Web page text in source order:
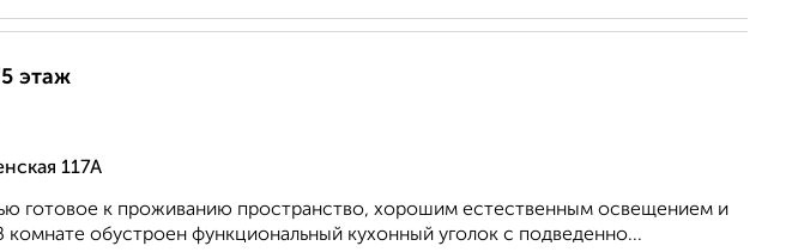
этаж
117А
готовое к проживанию пространство, хорошим естественным освещением и
обустроен функциональный кухонный уголок с подведенно...